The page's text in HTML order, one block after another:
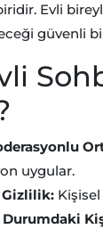
Evli
güvenli
uygular.
Durumdaki